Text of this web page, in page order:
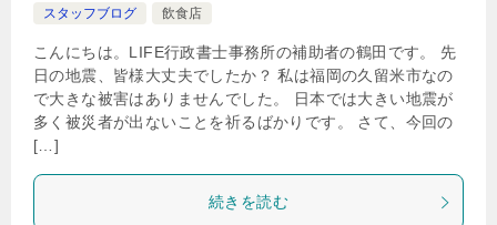
スタッフブログ
飲食店
こんにちは。LIFE行政書士事務所の補助者の鶴田です。 先
日の地震、皆様大丈夫でしたか？ 私は福岡の久留米市なの
で大きな被害はありませんでした。 日本では大きい地震が
多く被災者が出ないことを祈るばかりです。 さて、今回の
[…]
続きを読む